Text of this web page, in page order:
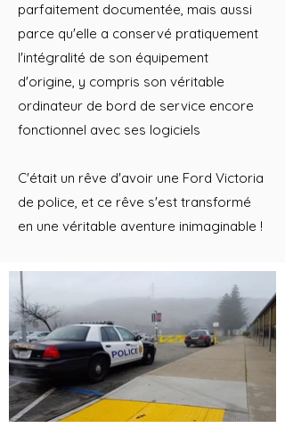
parfaitement documentée, mais aussi
parce qu'elle a conservé pratiquement
l'intégralité de son équipement
d'origine, y compris son véritable
ordinateur de bord de service encore
fonctionnel avec ses logiciels
C'était un rêve d'avoir une Ford Victoria
de police, et ce rêve s'est transformé
en une véritable aventure inimaginable !